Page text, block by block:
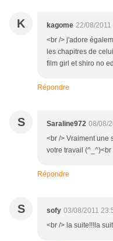
K kagome 22/08/2011
<br /> j'adore
les chapitres de
film girl et shiro no
Répondre
S Saraline972 08/08/
<br /> Vraiment une
votre travail (^_^)<br
Répondre
S sofy 03/08/2011
<br /> la suite!!!la